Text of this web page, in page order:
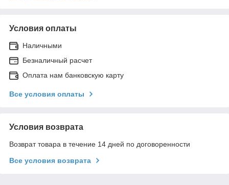
Условия оплаты
Наличными
Безналичный расчет
Оплата нам банковскую карту
Все условия оплаты
Условия возврата
Возврат товара в течение 14 дней по договоренности
Все условия возврата